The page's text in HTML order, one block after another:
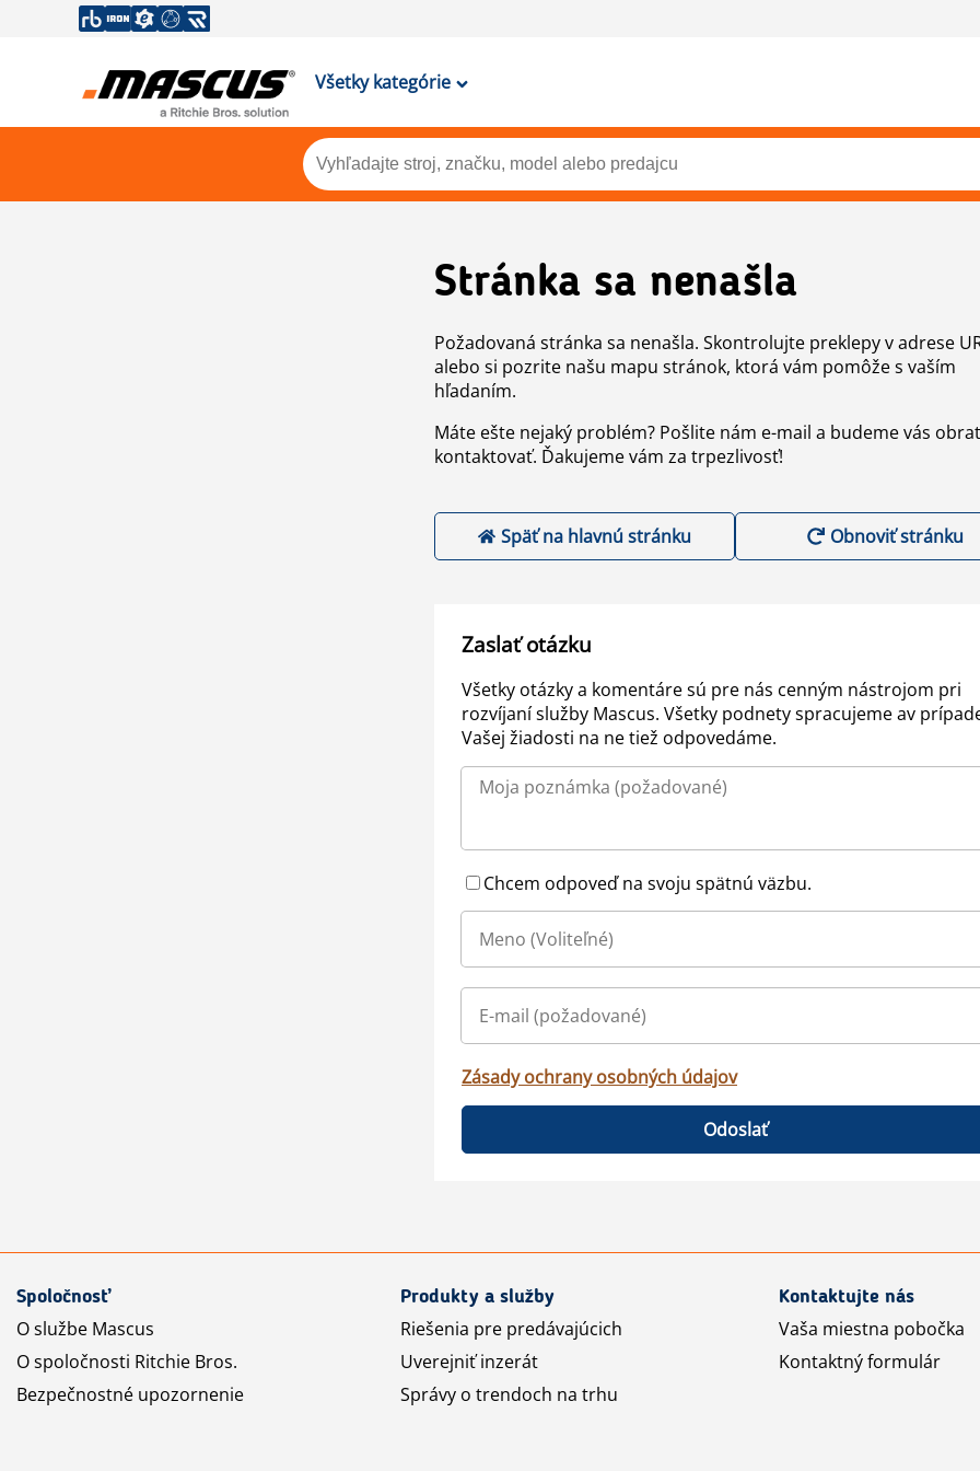
Všetky kategórie
Stránka sa nenašla
Požadovaná stránka sa nenašla. Skontrolujte preklepy v adrese
alebo si pozrite našu mapu stránok, ktorá vám pomôže s vaším
hľadaním.
Máte ešte nejaký problém? Pošlite nám e-mail a budeme vás
kontaktovať. Ďakujeme vám za trpezlivosť!
Späť na hlavnú stránku Obnoviť stránku
Zaslať otázku
Všetky otázky a komentáre sú pre nás cenným nástrojom pri
rozvíjaní služby Mascus. Všetky podnety spracujeme av
Vašej žiadosti na ne tiež odpovedáme.
Chcem odpoveď na svoju spätnú väzbu.
Zásady ochrany osobných údajov
Odoslať
Spoločnosť
O službe Mascus
O spoločnosti Ritchie Bros.
Bezpečnostné upozornenie
Produkty a služby
Riešenia pre predávajúcich
Uverejniť inzerát
Správy o trendoch na trhu
Kontaktujte nás
Vaša miestna pobočka
Kontaktný formulár